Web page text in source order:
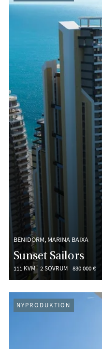
BENIDORM, MARINA BAIXA
Sunset Sailors
111 KVM 2 SOVRUM 830 000 €
NYPRODUKTION